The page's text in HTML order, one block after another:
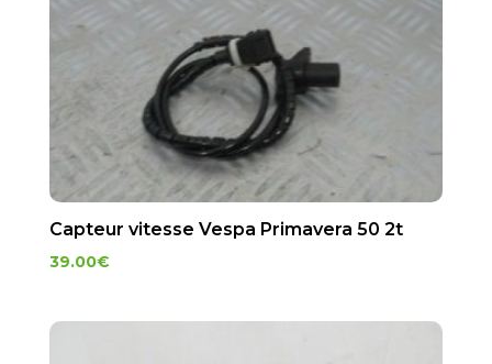
Capteur vitesse Vespa Primavera 50 2t
39.00€